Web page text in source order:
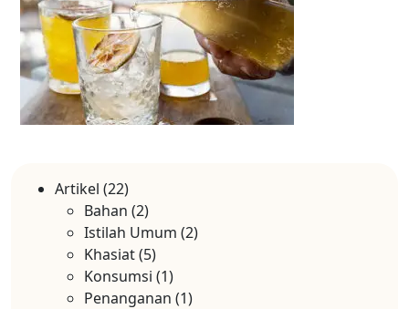
Artikel (22)
Bahan (2)
Istilah Umum (2)
Khasiat(5)
Konsumsi (1)
Penanganan (1)